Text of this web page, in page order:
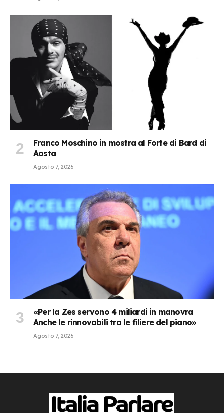
Franco Moschino in mostra al Forte di Bard di
Aosta
Agosto 7, 2026
«Per la Zes servono 4 miliardi in manovra
Anche le rinnovabili tra le filiere del piano»
Agosto 7, 2026